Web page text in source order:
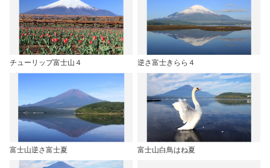
チューリップ富士山４ 逆さ富士きらら４
富士山逆さ富士夏 富士山白鳥はね夏